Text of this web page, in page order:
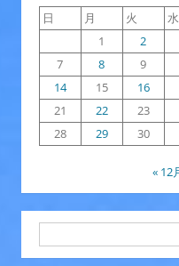
日
月 火 水
1
2
7
8 9
14
15 16
21
22 23
28
29 30
« 12
索